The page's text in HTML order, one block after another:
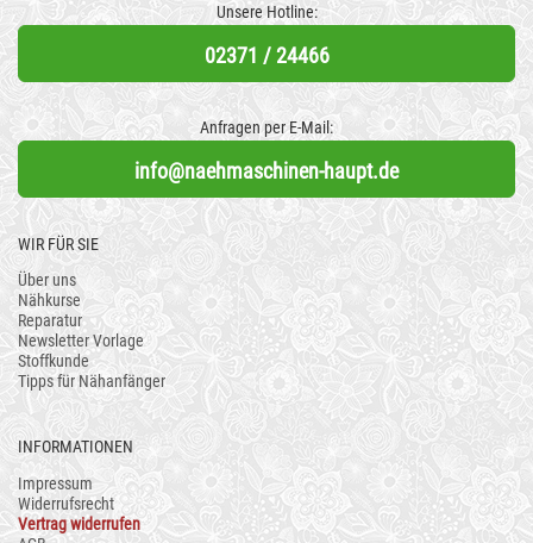
Unsere Hotline:
02371 / 24466
Anfragen per E-Mail:
info@naehmaschinen-haupt.de
WIR FÜR SIE
Über uns
Nähkurse
Reparatur
Newsletter Vorlage
Stoffkunde
Tipps für Nähanfänger
INFORMATIONEN
Impressum
Widerrufsrecht
Vertrag widerrufen